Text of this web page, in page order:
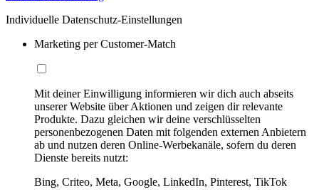
Individuelle Datenschutz-Einstellungen
Marketing per Customer-Match
Mit deiner Einwilligung informieren wir dich auch abseits
unserer Website über Aktionen und zeigen dir relevante
Produkte. Dazu gleichen wir deine verschlüsselten
personenbezogenen Daten mit folgenden externen Anbietern
ab und nutzen deren Online-Werbekanäle, sofern du deren
Dienste bereits nutzt:
Bing, Criteo, Meta, Google, LinkedIn, Pinterest, TikTok